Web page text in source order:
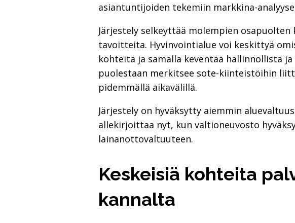
asiantuntijoiden tekemiin markkina-
Järjestely selkeyttää molempien
tavoitteita. Hyvinvointialue voi keskittyä
kohteita ja samalla keventää hallinnollista
puolestaan merkitsee sote-kiinteistöihin
pidemmällä aikavälillä.
Järjestely on hyväksytty aiemmin
allekirjoittaa nyt, kun valtioneuvosto
lainanottovaltuuteen.
Keskeisiä kohteita
kannalta